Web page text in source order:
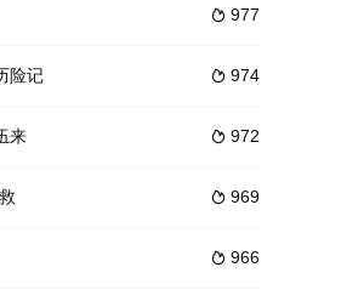
机凡
，书中该角色21岁)的军人，为了守
 977
 974
险记
 972
来
 969
 966